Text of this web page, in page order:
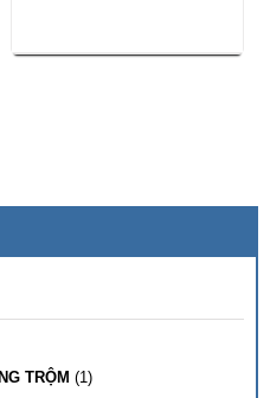
TRỘM (1)